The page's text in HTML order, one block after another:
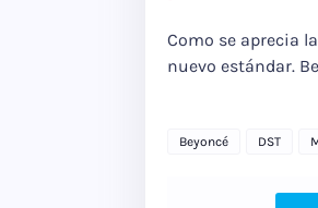
Como se aprecia
nuevo estándar.
Beyoncé DST